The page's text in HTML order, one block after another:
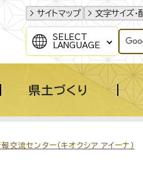
サイトマップ 文字サイズ・
SELECT
LANGUAGE
県土づくり
交流センター（キオクシア アイーナ）